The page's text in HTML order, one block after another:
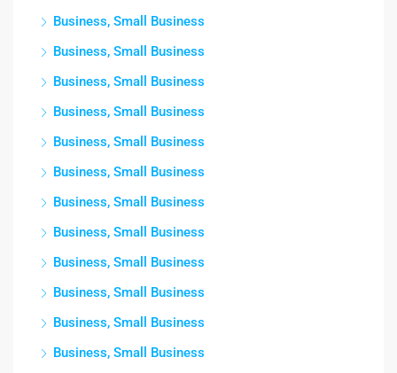
Business, Small Business
Business, Small Business
Business, Small Business
Business, Small Business
Business, Small Business
Business, Small Business
Business, Small Business
Business, Small Business
Business, Small Business
Business, Small Business
Business, Small Business
Business, Small Business